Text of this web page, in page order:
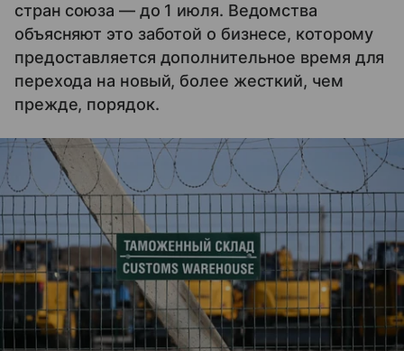
стран союза — до 1 июля. Ведомства
объясняют это заботой о бизнесе, которому
предоставляется дополнительное время для
перехода на новый, более жесткий, чем
прежде, порядок.